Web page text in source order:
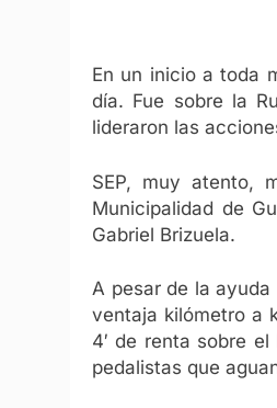
En un inicio a toda
día. Fue sobre la
lideraron las
SEP, muy atento,
Municipalidad de
Gabriel Brizuela.
A pesar de la
ventaja kilómetro a
4′ de renta sobre
pedalistas que